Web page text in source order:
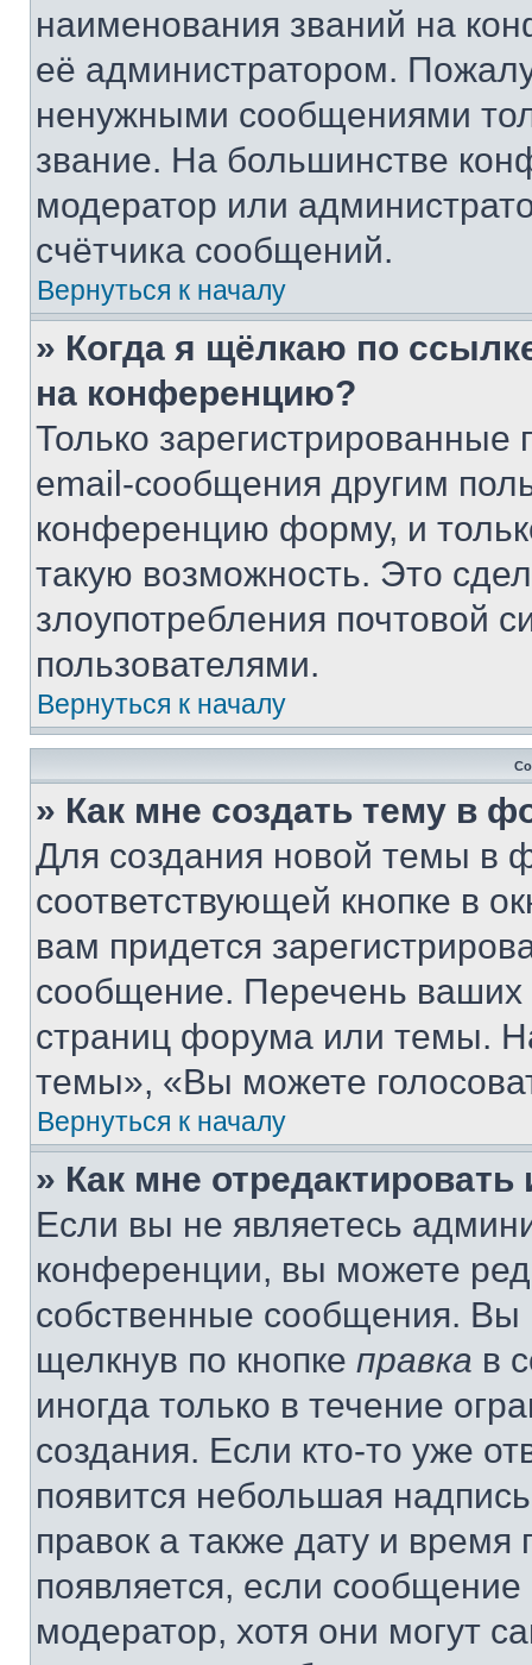
наименования званий на
её администратором.
ненужными сообщениями
звание. На большинстве
модератор или
счётчика сообщений.
Вернуться к началу
» Когда я щёлкаю по
на конференцию?
Только зарегистрированные
email-сообщения другим
конференцию форму, и
такую возможность. Это
злоупотребления почтовой
пользователями.
Вернуться к началу
» Как мне создать тему в
Для создания новой темы в
соответствующей кнопке в
вам придется
сообщение. Перечень ваших
страниц форума или темы.
темы», «Вы можете
Вернуться к началу
» Как мне
Если вы не являетесь
конференции, вы можете
собственные сообщения. Вы
щелкнув по кнопке правка в
иногда только в течение
создания. Если кто-то уже
появится небольшая
правок а также дату и
появляется, если
модератор, хотя они могут